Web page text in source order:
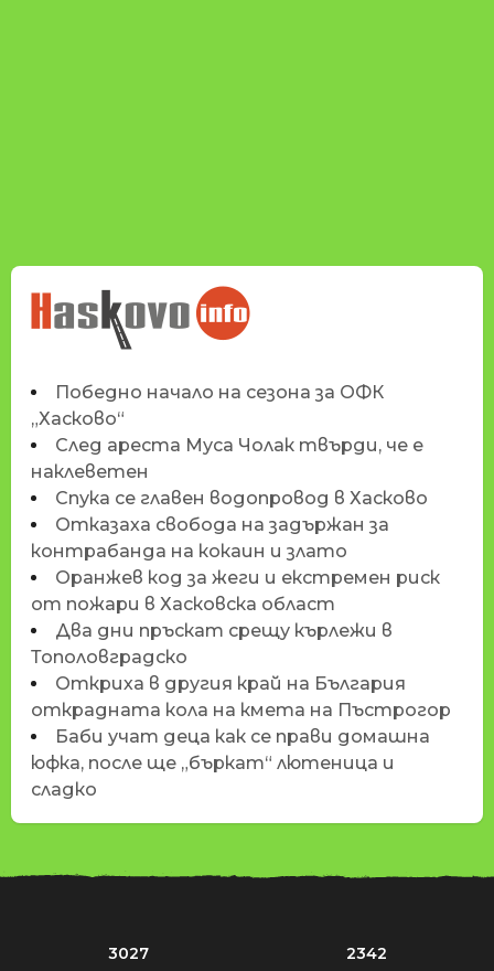
НОВИНИТЕ НА
HASKOVO.INFO
Победно начало на сезона за ОФК
„Хасково“
След ареста Муса Чолак твърди, че е
наклеветен
Спука се главен водопровод в Хасково
Отказаха свобода на задържан за
контрабанда на кокаин и злато
Оранжев код за жеги и екстремен риск
от пожари в Хасковска област
Два дни пръскат срещу кърлежи в
Тополовградско
Откриха в другия край на България
открадната кола на кмета на Пъстрогор
Баби учат деца как се прави домашна
юфка, после ще „бъркат“ лютеница и
сладко
3027 2342